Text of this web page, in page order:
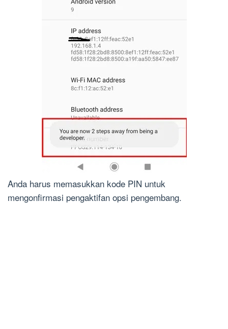
Anda harus memasukkan kode PIN untuk
mengonfirmasi pengaktifan opsi pengembang.